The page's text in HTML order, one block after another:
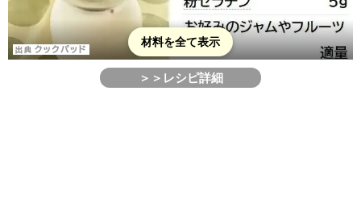
材料を全て表示
＞＞レシピ詳細